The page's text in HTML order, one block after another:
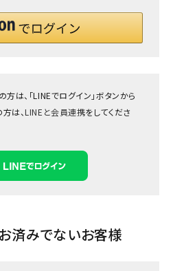
は、「LINEでログイン」ボタンから
方は、LINEと会員連携をしてくださ
済みでないお客様